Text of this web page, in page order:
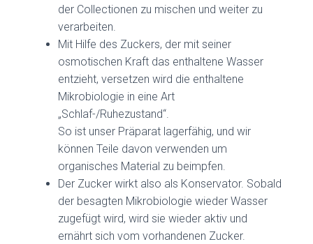
der Collectionen zu mischen und weiter zu
verarbeiten.
Mit Hilfe des Zuckers, der mit seiner
osmotischen Kraft das enthaltene Wasser
entzieht, versetzen wird die enthaltene
Mikrobiologie in eine Art
„Schlaf-/Ruhezustand“.
So ist unser Präparat lagerfähig, und wir
können Teile davon verwenden um
organisches Material zu beimpfen.
Der Zucker wirkt also als Konservator. Sobald
der besagten Mikrobiologie wieder Wasser
zugefügt wird, wird sie wieder aktiv und
ernährt sich vom vorhandenen Zucker.